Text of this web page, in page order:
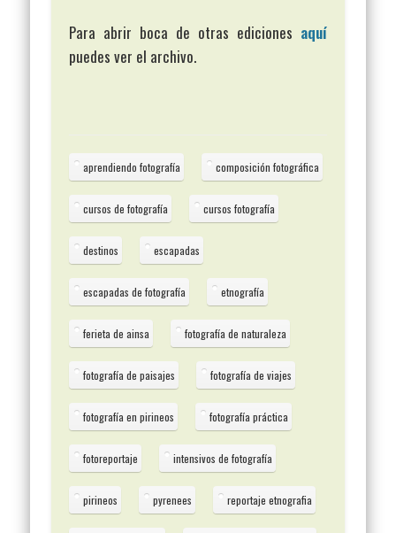
Para abrir boca de otras ediciones aquí
puedes ver el archivo.
aprendiendo fotografía composición fotográfica
cursos de fotografía cursos fotografía
destinos escapadas
escapadas de fotografía etnografía
ferieta de ainsa fotografía de naturaleza
fotografía de paisajes fotografía de viajes
fotografía en pirineos fotografía práctica
fotoreportaje intensivos de fotografía
pirineos pyrenees reportaje etnografia